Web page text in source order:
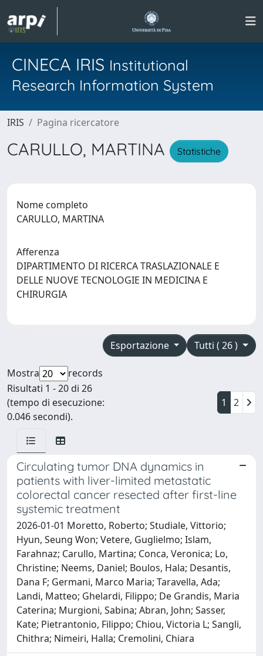
CINECA IRIS Institutional
Research Information System
IRIS Pagina ricercatore
CARULLO, MARTINA Statistiche
Nome completo
CARULLO, MARTINA
Afferenza
DIPARTIMENTO DI RICERCA TRASLAZIONALE E
DELLE NUOVE TECNOLOGIE IN MEDICINA E
CHIRURGIA
Tutti ( 26 )
Esportazione
Mostra
records
Risultati 1 - 20 di 26
(tempo di esecuzione:
0.046 secondi).
1 2
Circulating tumor DNA dynamics in
patients with liver-limited metastatic
colorectal cancer resected after first-line
systemic treatment
2026-01-01 Moretto, Roberto; Studiale, Vittorio;
Hyun, Seung Won; Vetere, Guglielmo; Islam,
Farahnaz; Carullo, Martina; Conca, Veronica; Lo,
Christine; Neems, Daniel; Boulos, Hala; Desantis,
Dana F; Germani, Marco Maria; Taravella, Ada;
Landi, Matteo; Ghelardi, Filippo; De Grandis, Maria
Caterina; Murgioni, Sabina; Abran, John; Sasser,
Kate; Pietrantonio, Filippo; Chiou, Victoria L; Sangli,
Chithra; Nimeiri, Halla; Cremolini, Chiara